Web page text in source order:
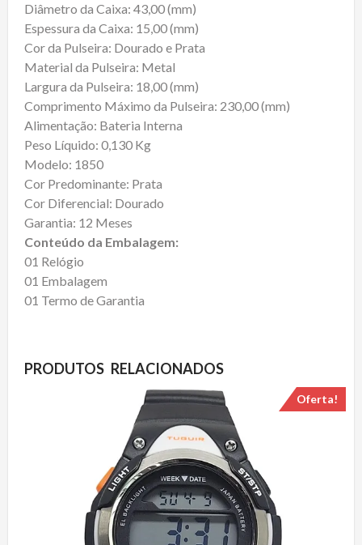
Diâmetro da Caixa: 43,00 (mm)
Espessura da Caixa: 15,00 (mm)
Cor da Pulseira: Dourado e Prata
Material da Pulseira: Metal
Largura da Pulseira: 18,00 (mm)
Comprimento Máximo da Pulseira: 230,00 (mm)
Alimentação: Bateria Interna
Peso Líquido: 0,130 Kg
Modelo: 1850
Cor Predominante: Prata
Cor Diferencial: Dourado
Garantia: 12 Meses
Conteúdo da Embalagem:
01 Relógio
01 Embalagem
01 Termo de Garantia
PRODUTOS RELACIONADOS
Oferta!